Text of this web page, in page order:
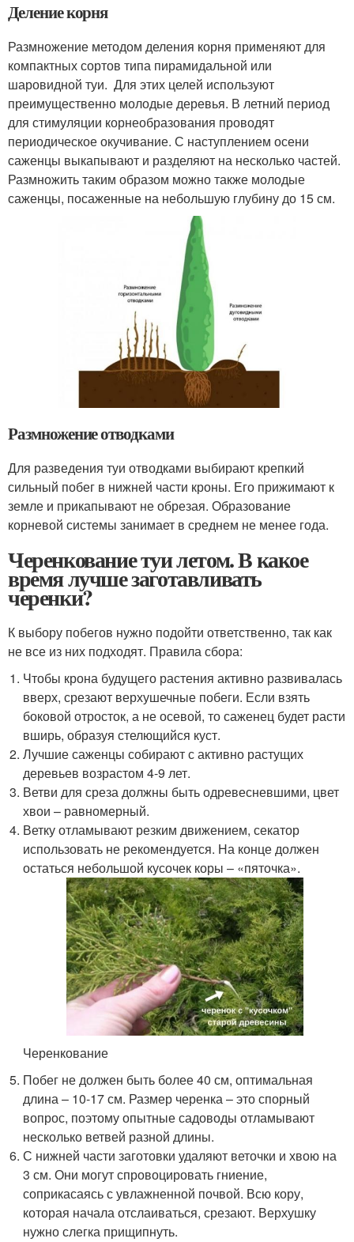
Деление корня
Размножение методом деления корня применяют для
компактных сортов типа пирамидальной или
шаровидной туи. Для этих целей используют
преимущественно молодые деревья. В летний период
для стимуляции корнеобразования проводят
периодическое окучивание. С наступлением осени
саженцы выкапывают и разделяют на несколько частей.
Размножить таким образом можно также молодые
саженцы, посаженные на небольшую глубину до 15 см.
Размножение отводками
Для разведения туи отводками выбирают крепкий
сильный побег в нижней части кроны. Его прижимают к
земле и прикапывают не обрезая. Образование
корневой системы занимает в среднем не менее года.
Черенкование туи летом. В какое
время лучше заготавливать
черенки?
К выбору побегов нужно подойти ответственно, так как
не все из них подходят. Правила сбора:
Чтобы крона будущего растения активно развивалась
вверх, срезают верхушечные побеги. Если взять
боковой отросток, а не осевой, то саженец будет расти
вширь, образуя стелющийся куст.
Лучшие саженцы собирают с активно растущих
деревьев возрастом 4-9 лет.
Ветви для среза должны быть одревесневшими, цвет
хвои – равномерный.
Ветку отламывают резким движением, секатор
использовать не рекомендуется. На конце должен
остаться небольшой кусочек коры – «пяточка».
Черенкование
Побег не должен быть более 40 см, оптимальная
длина – 10-17 см. Размер черенка – это спорный
вопрос, поэтому опытные садоводы отламывают
несколько ветвей разной длины.
С нижней части заготовки удаляют веточки и хвою на
3 см. Они могут спровоцировать гниение,
соприкасаясь с увлажненной почвой. Всю кору,
которая начала отслаиваться, срезают. Верхушку
нужно слегка прищипнуть.